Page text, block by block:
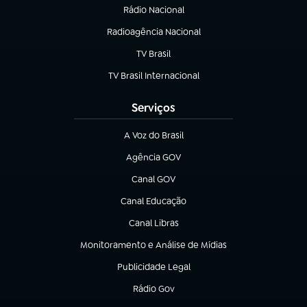
Rádio Nacional
Radioagência Nacional
(abre em nova aba)
TV Brasil
(abre em nova aba)
TV Brasil Internacional
(abre em nova aba)
Serviços
A Voz do Brasil
(abre em nova aba)
Agência GOV
(abre em nova aba)
Canal GOV
(abre em nova aba)
Canal Educação
(abre em nova aba)
Canal Libras
(abre em nova aba)
Monitoramento e Análise de Mídias
(abre em nova aba)
Publicidade Legal
(abre em nova aba)
Rádio Gov
(abre em nova aba)